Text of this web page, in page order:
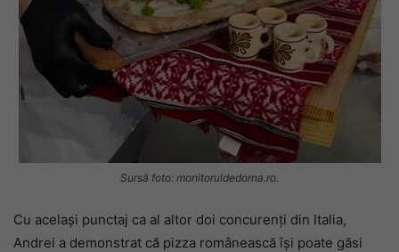
Sursă foto: monitoruldedorna.ro.
Cu același punctaj ca al altor doi concurenți din Italia,
Andrei a demonstrat că pizza românească își poate găsi